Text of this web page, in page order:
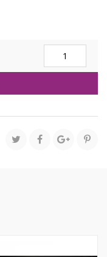
ΔΙΑΦΑΝΟ
ΕΣΩΤ
AND